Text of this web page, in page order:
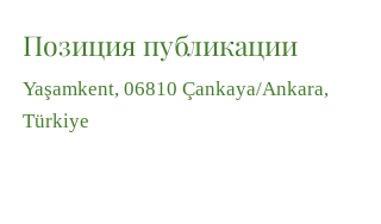
Позиция публикации
Yaşamkent, 06810 Çankaya/Ankara,
Türkiye